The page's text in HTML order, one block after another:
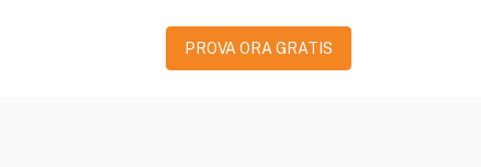
PROVA ORA GRATIS